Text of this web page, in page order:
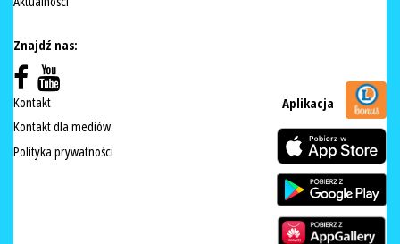
Znajdź nas:
Kontakt
Kontakt dla mediów
Polityka prywatności
Aplikacja